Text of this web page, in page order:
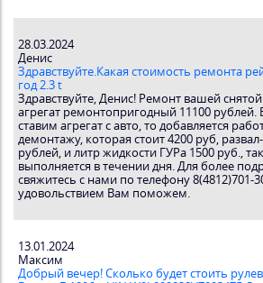
28.03.2024
Денис
Здравствуйте.Какая стоимость ремонта
год 2.3 t
Здравствуйте, Денис! Ремонт вашей
агрегат ремонтопригодный 11100
ставим агрегат с авто, то добавляется
демонтажу, которая стоит 4200 руб,
рублей, и литр жидкости ГУРа 1500 руб.,
выполняется в течении дня. Для более
свяжитесь с нами по телефону 8(4812)701-
удовольствием Вам поможем.
13.01.2024
Максим
Добрый вечер! Сколько будет стоить